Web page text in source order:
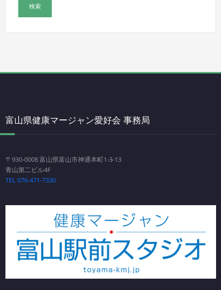
富山県健康マージャン愛好会 事務局
〒930-0008 富山県富山市神通本町1-3-13
青山第二ビル4F
TEL 076-471-7330